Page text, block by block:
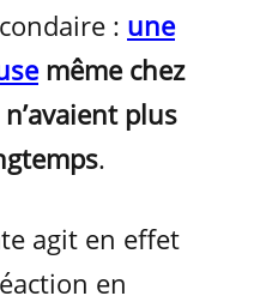
: une
même chez
plus
.
agit en effet
en